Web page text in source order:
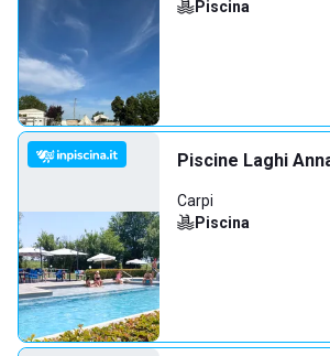
Piscina
Piscine Laghi
Carpi
Piscina